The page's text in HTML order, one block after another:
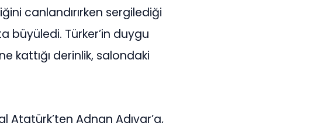
canlandırırken sergilediği
büyüledi. Türker’in duygu
kattığı derinlik, salondaki
Atatürk’ten Adnan Adıvar’a,